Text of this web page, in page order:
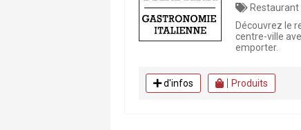
Restaurant traditionnel ,
Découvrez le
centre-ville
emporter.
d'infos Produits